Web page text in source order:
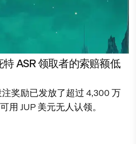
ASR 领取者的索赔额低
奖励已发放了超过 4,300 万
用 JUP 美元无人认领。